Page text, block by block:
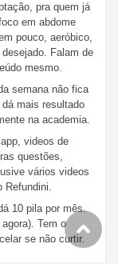
pra quem já
em abdome
pouco, aeróbico,
Falam de
mesmo.
semana não fica
mais resultado
na academia.
videos de
questões,
vários videos
Refundini.
10 pila por mês.
Tem o
se não curtir.